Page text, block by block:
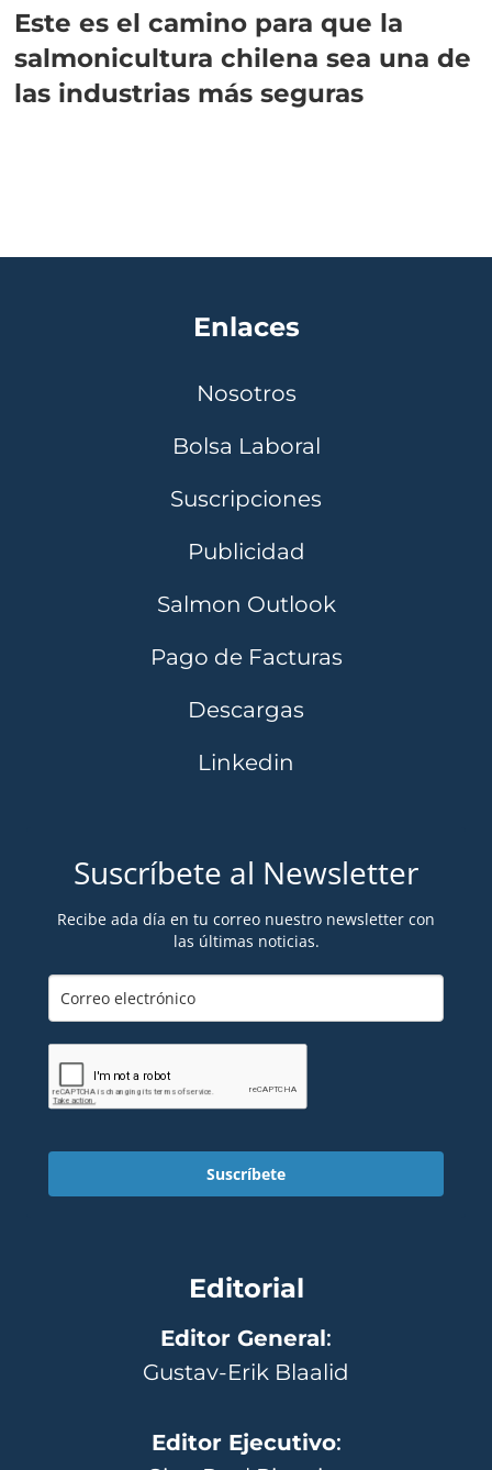
Este es el camino para que la
salmonicultura chilena sea una de
las industrias más seguras
Enlaces
Nosotros
Bolsa Laboral
Suscripciones
Publicidad
Salmon Outlook
Pago de Facturas
Descargas
Linkedin
Suscríbete al Newsletter
Recibe ada día en tu correo nuestro newsletter con
las últimas noticias.
Suscríbete
Editorial
Editor General:
Gustav-Erik Blaalid
Editor Ejecutivo: